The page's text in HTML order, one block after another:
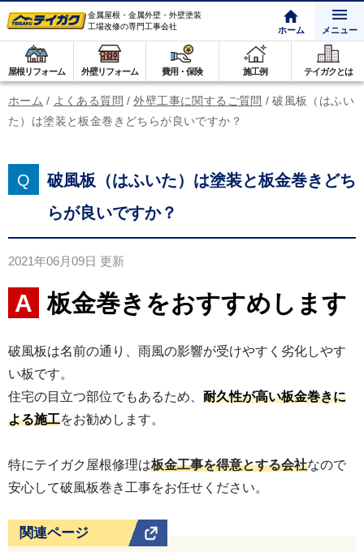
金属屋根・金属外壁・外壁塗装
工場改修の専門工事会社
ホーム メニュー
屋根リフォーム 外壁リフォーム 費用・保険 施工例 テイガクとは
ホーム / よくある質問 / 外壁工事に関するご質問 / 破風板（はふい
た）は塗装と板金巻きどちらが良いですか？
破風板（はふいた）は塗装と板金巻きどち
らが良いですか？
2021年06月09日 更新
板金巻きをおすすめします
破風板は名前の通り、雨風の影響が受けやすく劣化しやす
い板です。
住宅の目立つ部位でもあるため、 耐久性が高い板金巻きに
よる施工をお勧めします。
特にテイガク屋根修理は板金工事を得意とする会社なので
安心して破風板巻き工事をお任せください。
関連ページ